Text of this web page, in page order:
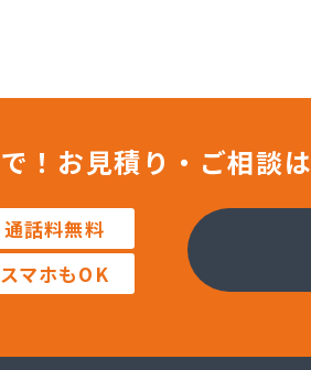
知山営業所
京都支店
城陽支店
社
ルギー近畿 京都センター
！ お見積り・ご相談は
通話料無料
スマホもOK